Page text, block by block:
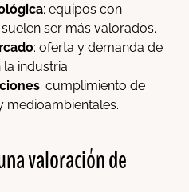
: equipos con
ser más valorados.
: oferta y demanda de
industria.
: cumplimiento de
medioambientales.
valoración de